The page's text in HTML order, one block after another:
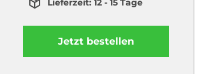
Lieferzeit: 12 - 15 Tage
Jetzt bestellen